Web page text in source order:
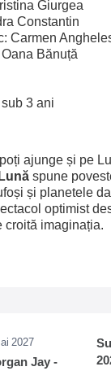
Giurgea
Constantin
Carmen
Bănuță
3 ani
ajunge și pe
spune
și planetele
optimist
croită imaginația.
2027
Jay -